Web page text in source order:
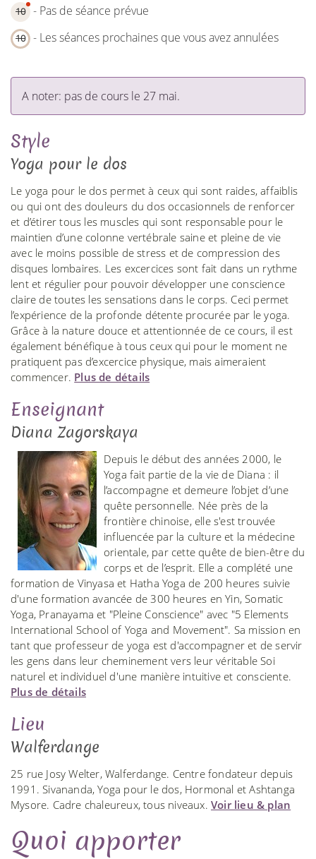
10 - Pas de séance prévue
10 - Les séances prochaines que vous avez annulées
A noter: pas de cours le 27 mai.
Style
Yoga pour le dos
Le yoga pour le dos permet à ceux qui sont raides, affaiblis
ou qui ont des douleurs du dos occasionnels de renforcer
et d’étirer tous les muscles qui sont responsable pour le
maintien d’une colonne vertébrale saine et pleine de vie
avec le moins possible de stress et de compression des
disques lombaires. Les excercices sont fait dans un rythme
lent et régulier pour pouvoir développer une conscience
claire de toutes les sensations dans le corps. Ceci permet
l’expérience de la profonde détente procurée par le yoga.
Grâce à la nature douce et attentionnée de ce cours, il est
également bénéfique à tous ceux qui pour le moment ne
pratiquent pas d’excercice physique, mais aimeraient
commencer. Plus de détails
Enseignant
Diana Zagorskaya
Depuis le début des années 2000, le
Yoga fait partie de la vie de Diana : il
l’accompagne et demeure l’objet d’une
quête personnelle. Née près de la
frontière chinoise, elle s'est trouvée
influencée par la culture et la médecine
orientale, par cette quête de bien-être du
corps et de l’esprit. Elle a complété une
formation de Vinyasa et Hatha Yoga de 200 heures suivie
d'une formation avancée de 300 heures en Yin, Somatic
Yoga, Pranayama et "Pleine Conscience" avec "5 Elements
International School of Yoga and Movement". Sa mission en
tant que professeur de yoga est d'accompagner et de servir
les gens dans leur cheminement vers leur véritable Soi
naturel et individuel d'une manière intuitive et consciente.
Plus de détails
Lieu
Walferdange
25 rue Josy Welter, Walferdange. Centre fondateur depuis
1991. Sivananda, Yoga pour le dos, Hormonal et Ashtanga
Mysore. Cadre chaleureux, tous niveaux. Voir lieu & plan
Quoi apporter